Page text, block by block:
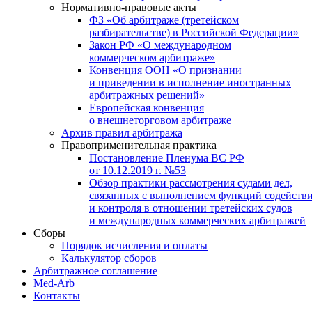
Нормативно-правовые акты
ФЗ «Об арбитраже (третейском
разбирательстве) в Российской Федерации»
Закон РФ «О международном
коммерческом арбитраже»
Конвенция ООН «О признании
и приведении в исполнение иностранных
арбитражных решений»
Европейская конвенция
о внешнеторговом арбитраже
Архив правил арбитража
Правоприменительная практика
Постановление Пленума ВС РФ
от 10.12.2019 г. №53
Обзор практики рассмотрения судами дел,
связанных с выполнением функций
и контроля в отношении третейских судов
и международных коммерческих арбитражей
Сборы
Порядок исчисления и оплаты
Калькулятор сборов
Арбитражное соглашение
Med-Arb
Контакты